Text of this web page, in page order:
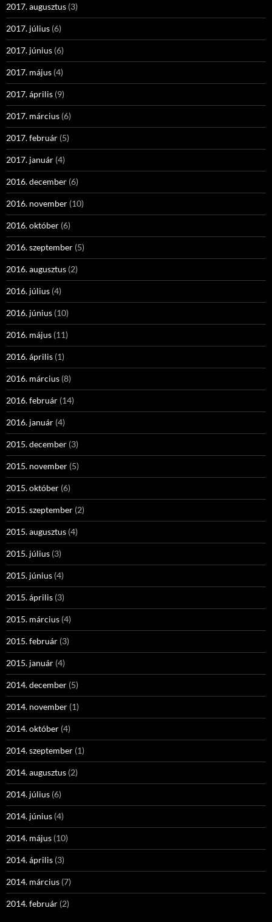
2017. augusztus (3)
2017. július (6)
2017. június (6)
2017. május (4)
2017. április (9)
2017. március (6)
2017. február (5)
2017. január (4)
2016. december (6)
2016. november (10)
2016. október (6)
2016. szeptember (5)
2016. augusztus (2)
2016. július (4)
2016. június (10)
2016. május (11)
2016. április (1)
2016. március (8)
2016. február (14)
2016. január (4)
2015. december (3)
2015. november (5)
2015. október (6)
2015. szeptember (2)
2015. augusztus (4)
2015. július (3)
2015. június (4)
2015. április (3)
2015. március (4)
2015. február (3)
2015. január (4)
2014. december (5)
2014. november (1)
2014. október (4)
2014. szeptember (1)
2014. augusztus (2)
2014. július (6)
2014. június (4)
2014. május (10)
2014. április (3)
2014. március (7)
2014. február (2)